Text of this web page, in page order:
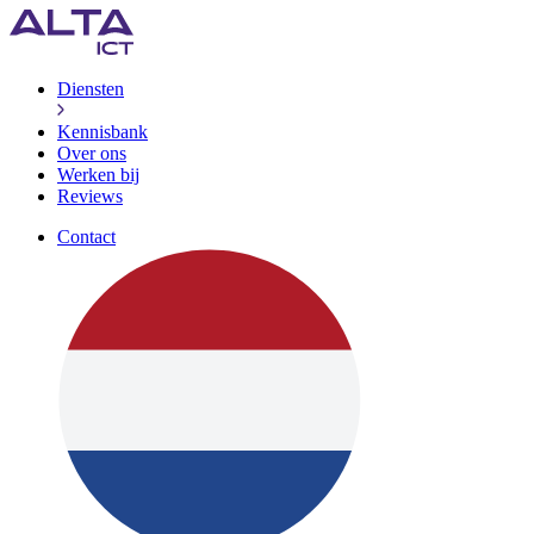
Diensten
Kennisbank
Over ons
Werken bij
Reviews
Contact